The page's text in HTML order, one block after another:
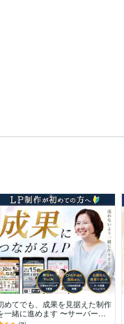
めてでも、成果を見据えた制作
一緒に進めます 〜サーバー登